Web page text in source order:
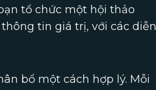
tổ chức một hội thảo
tin giá trị, với các diễn
bổ một cách hợp lý. Mỗi